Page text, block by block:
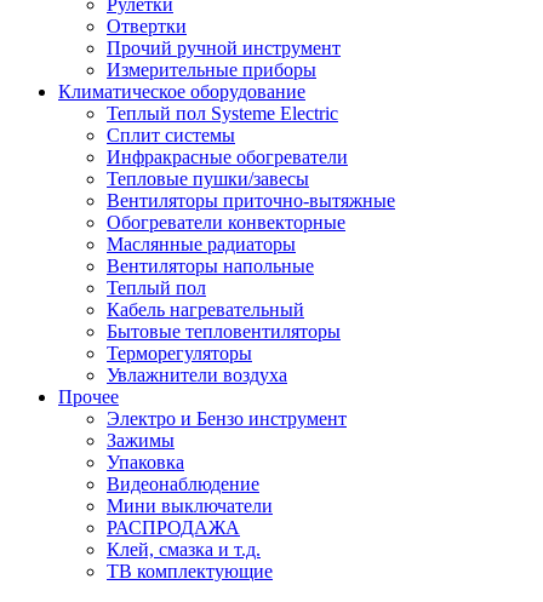
Рулетки
Отвертки
Прочий ручной инструмент
Измерительные приборы
Климатическое оборудование
Теплый пол Systeme Electric
Сплит системы
Инфракрасные обогреватели
Тепловые пушки/завесы
Вентиляторы приточно-вытяжные
Обогреватели конвекторные
Маслянные радиаторы
Вентиляторы напольные
Теплый пол
Кабель нагревательный
Бытовые тепловентиляторы
Терморегуляторы
Увлажнители воздуха
Прочее
Электро и Бензо инструмент
Зажимы
Упаковка
Видеонаблюдение
Мини выключатели
РАСПРОДАЖА
Клей, смазка и т.д.
ТВ комплектующие